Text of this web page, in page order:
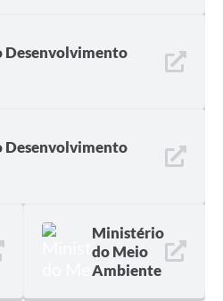
Desenvolvimento
Desenvolvimento
Ministério
do Meio
Ambiente